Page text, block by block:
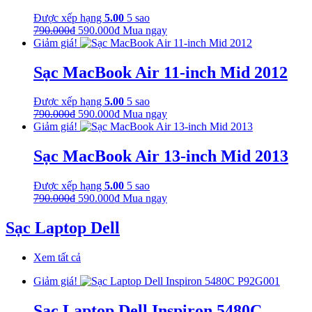
Được xếp hạng 5.00 5 sao
790.000₫ Giá
gốc
790.000₫.
590.000₫Giá
hiện
là:
590.000₫.
Mua ngay
Giảm giá!
Sạc MacBook Air 11-inch Mid 2012
Được xếp hạng 5.00 5 sao
790.000₫ Giá
gốc
790.000₫.
590.000₫Giá
hiện
là:
590.000₫.
Mua ngay
Giảm giá!
Sạc MacBook Air 13-inch Mid 2013
Được xếp hạng 5.00 5 sao
790.000₫ Giá
790.000₫.
590.000₫Giá
là:
Mua ngay
Sạc Laptop Dell
Xem tất cả
Giảm giá!